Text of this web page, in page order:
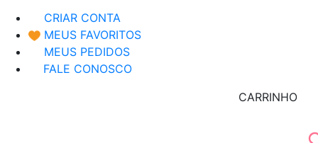
CRIAR CONTA
MEUS FAVORITOS
MEUS PEDIDOS
FALE CONOSCO
CARRINHO